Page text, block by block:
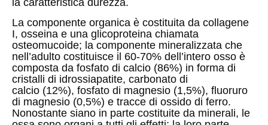
la caratteristica durezza.
La componente organica è costituita da collagene
I, osseina e una glicoproteina chiamata
osteomucoide; la componente mineralizzata che
nell’adulto costituisce il 60-70% dell’intero osso è
composta da fosfato di calcio (86%) in forma di
cristalli di idrossiapatite, carbonato di
calcio (12%), fosfato di magnesio (1,5%), fluoruro
di magnesio (0,5%) e tracce di ossido di ferro.
Nonostante siano in parte costituite da minerali, le